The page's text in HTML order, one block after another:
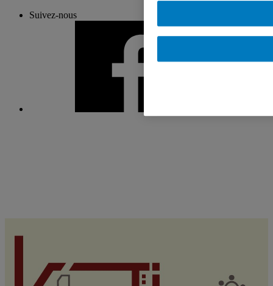
Suivez-nous